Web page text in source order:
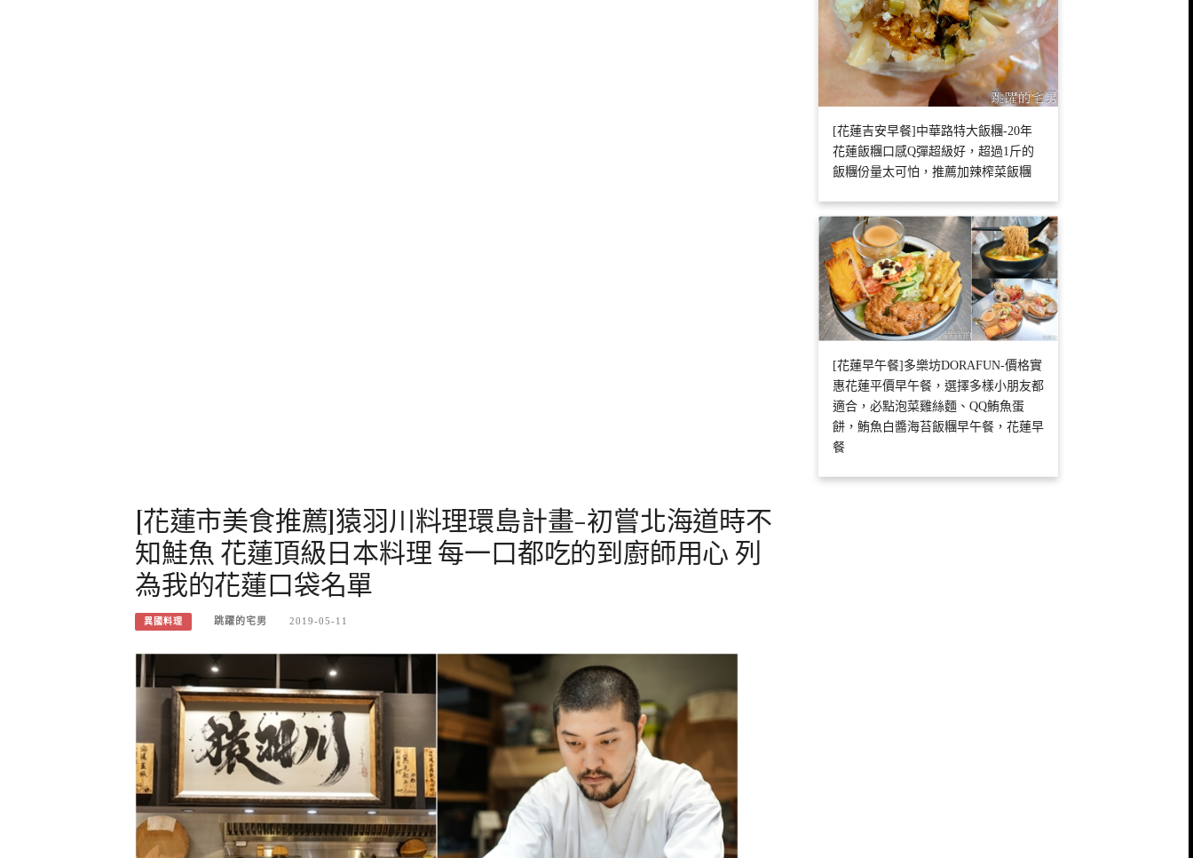
[花蓮市美食推薦]猿羽川料理環島計畫-初嘗北海道時不
知鮭魚 花蓮頂級日本料理 每一口都吃的到廚師用心 列
為我的花蓮口袋名單
異國料理 跳躍的宅男 2019-05-11
[花蓮吉安早餐]中華路特大飯糰-20年
花蓮飯糰口感Q彈超級好，超過1斤的
飯糰份量太可怕，推薦加辣榨菜飯糰
[花蓮早午餐]多樂坊DORAFUN-價格實
惠花蓮平價早午餐，選擇多樣小朋友都
適合，必點泡菜雞絲麵、QQ鮪魚蛋
餅，鮪魚白醬海苔飯糰早午餐，花蓮早
餐